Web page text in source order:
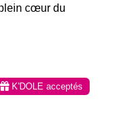
cœur du
K'DOLE acceptés